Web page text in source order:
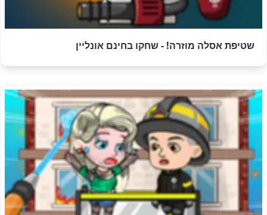
שטיפת אסלה מוזרה! - שחקו בחינם אונליין